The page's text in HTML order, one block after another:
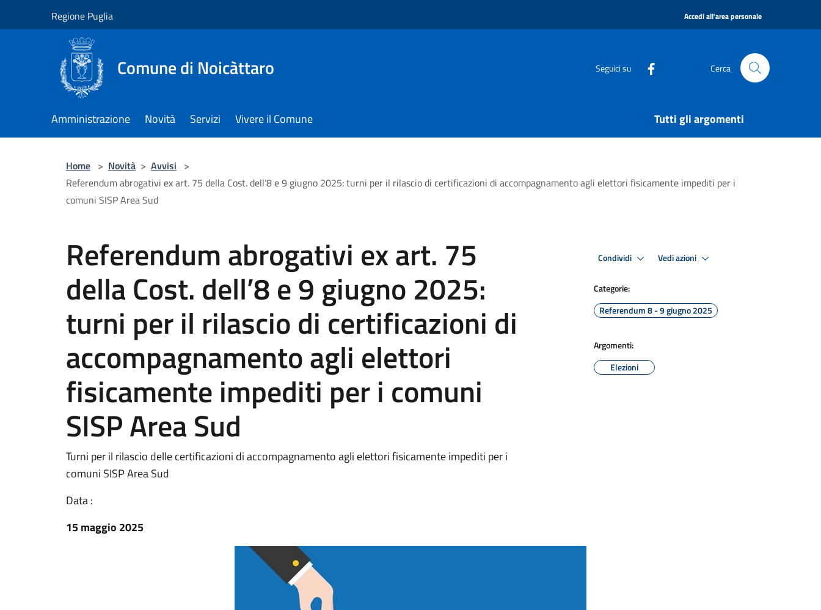
Regione Puglia Accedi all'area personale
Comune di Noicàttaro Seguici su Cerca
Amministrazione Novità Servizi Vivere il Comune Tutti gli argomenti
Home > Novità > Avvisi >
Referendum abrogativi ex art. 75 della Cost. dell’8 e 9 giugno 2025: turni per il rilascio di certificazioni di accompagnamento agli elettori fisicamente impediti per i
comuni SISP Area Sud
Referendum abrogativi ex art. 75
della Cost. dell’8 e 9 giugno 2025:
turni per il rilascio di certificazioni di
accompagnamento agli elettori
fisicamente impediti per i comuni
SISP Area Sud
Turni per il rilascio delle certificazioni di accompagnamento agli elettori fisicamente impediti per i
comuni SISP Area Sud
Data :
15 maggio 2025
Condividi Vedi azioni
Categorie:
Referendum 8 - 9 giugno 2025
Argomenti:
Elezioni